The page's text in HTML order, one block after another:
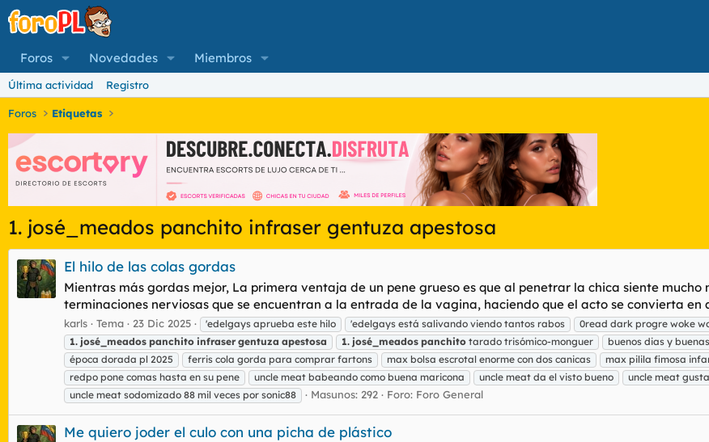
Foros Novedades Miembros
Última actividad Registro
Foros Etiquetas
1. josé_meados panchito infraser gentuza apestosa
El hilo de las colas gordas
Mientras más gordas mejor, La primera ventaja de un pene grueso es que al penetrar la chica siente
terminaciones nerviosas que se encuentran a la entrada de la vagina, haciendo que el acto se convierta en
karls Tema 23 Dic 2025 'edelgays aprueba este hilo 'edelgays está salivando viendo tantos rabos
0read dark progre woke
1. josé_meados panchito infraser gentuza apestosa 1. josé_meados panchito tarado trisómico-monguer buenos dias y
época dorada pl 2025
ferris cola gorda para comprar fartons max bolsa escrotal enorme con dos canicas max pilila fimosa
redpo pone comas hasta en su pene
uncle meat babeando como buena maricona uncle meat da el visto bueno uncle meat
uncle meat sodomizado 88 mil veces por sonic88
Masunos: 292 Foro: Foro General
Me quiero joder el culo con una picha de plástico